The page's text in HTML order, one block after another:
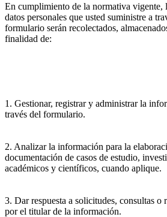
En cumplimiento de la normativa vigente,
datos personales que usted suministre a
formulario serán recolectados,
finalidad de:
1. Gestionar, registrar y administrar la
través del formulario.
2. Analizar la información para la
documentación de casos de estudio,
académicos y científicos, cuando aplique.
3. Dar respuesta a solicitudes, consultas o
por el titular de la información.